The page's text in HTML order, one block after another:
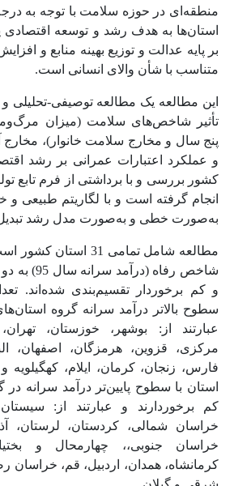
منطقه‌ای در حوزه سلامت با توجه به
استان‌ها به هدف رشد و توسعه اقتصادی
بر پایه عدالت و توزیع بهینه منابع و
متناسب با شأن والای انسانی است.
این مطالعه یک مطالعه توصیفی-تحلیلی
تأثیر شاخصهای سلامت (میزان
پنج سال و مخارج سلامت خانوار)، مخارج
و عملکرد اعتبارات عمرانی بر رشد
کشور بررسی و با برداشتی از فرم تابع
انجام گرفته است و با لگاریتم طبیعی و
به‌صورت خطی و به‌صورت مدل رشد
مطالعه شامل تمامی 31
شاخص رفاه
سطوح بالاتر درآمد سرانه گروه
عبارتند از: بوشهر، خوزستان،
مرکزی، قزوین، هرمزگان، اصفهان،
استان با سطوح پایین‌تر درآمد سرانه در
کم برخوردارند و عبارتند از:
خراسان شمالی، کردستان، لرستان،
خراسان جنوبی،، چهارمحال و
کرمانشاه، همدان، اردبیل، قم، خراسان